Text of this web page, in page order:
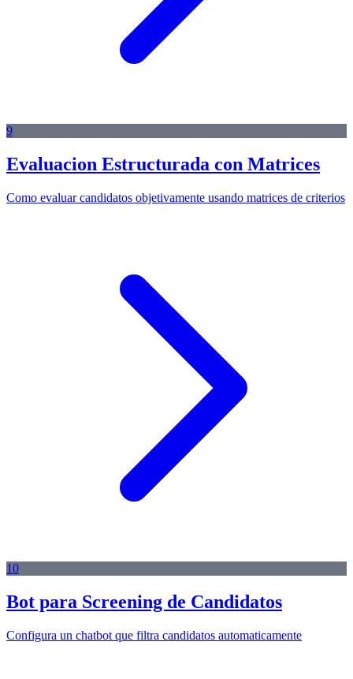
9
Evaluacion Estructurada con Matrices
Como evaluar candidatos objetivamente usando matrices de criterios
10
Bot para Screening de Candidatos
Configura un chatbot que filtra candidatos automaticamente